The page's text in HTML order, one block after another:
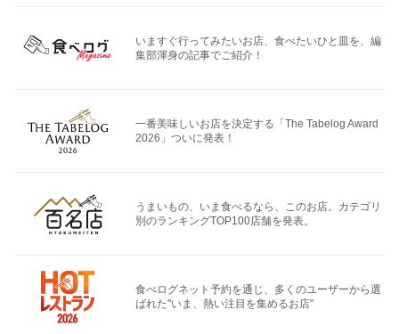
いますぐ行ってみたいお店、食べたいひと皿を、編
集部渾身の記事でご紹介！
一番美味しいお店を決定する「The Tabelog Award
2026」ついに発表！
うまいもの、いま食べるなら、このお店。カテゴリ
別のランキングTOP100店舗を発表。
食べログネット予約を通じ、多くのユーザーから選
ばれた"いま、熱い注目を集めるお店"